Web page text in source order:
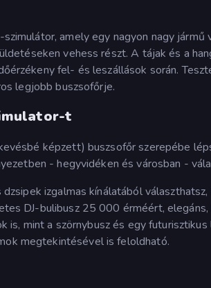
amely egy nagyon nagy
vehess részt. A tájak és a
fel- és leszállások során.
legjobb buszsofőrje.
t
képzett) buszsofőr szerepébe
- hegyvidéken és városban -
izgalmas kínálatából
DJ-bulibusz 25 000 érméért,
mint a szörnybusz és egy futurisztikus
megtekintésével is feloldható.